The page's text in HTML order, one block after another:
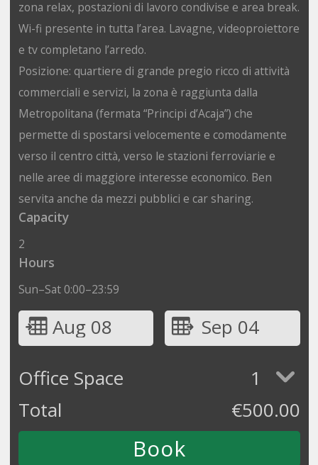
zona relax, postazioni di lavoro condivise e area break.
Wi-fi presente in tutta l’area. Lavagne, videoproiettore
e tv completano l’arredo.
Posizione: quartiere di grande pregio ricco di attività
commerciali e servizi, la zona è raggiunta dalla
Metropolitana (fermata “Principi d’Acaja”) che
permette di spostarsi velocemente e comodamente
verso il centro città, verso le stazioni ferroviarie e
nelle aree di maggiore interesse economico. Ben
servita anche da mezzi pubblici e car sharing.
Capacity
2
Hours
Sun–Sat 0:00–23:59
Aug 08
Sep 04
Office Space
1
Total
€500.00